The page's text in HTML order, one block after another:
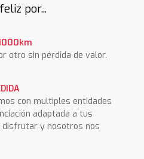
por...
otro sin pérdida de valor.
con multiples entidades
adaptada a tus
disfrutar y nosotros nos